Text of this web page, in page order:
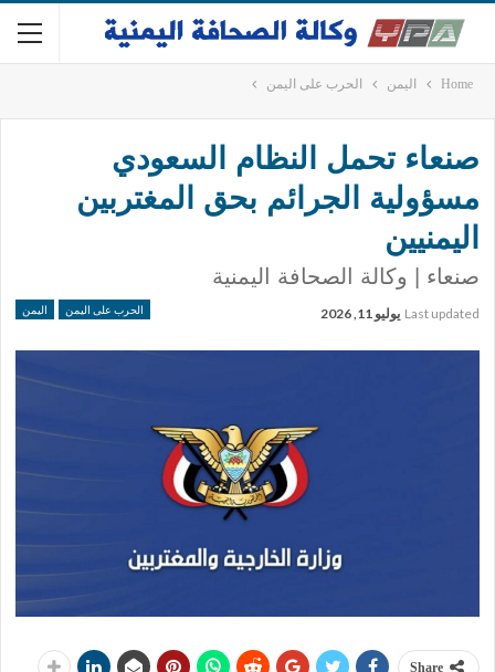
Home اليمن الحرب على اليمن
صنعاء تحمل النظام السعودي
مسؤولية الجرائم بحق المغتربين
اليمنيين
صنعاء | وكالة الصحافة اليمنية
الحرب على اليمن اليمن Last updated يوليو 11, 2026
Share